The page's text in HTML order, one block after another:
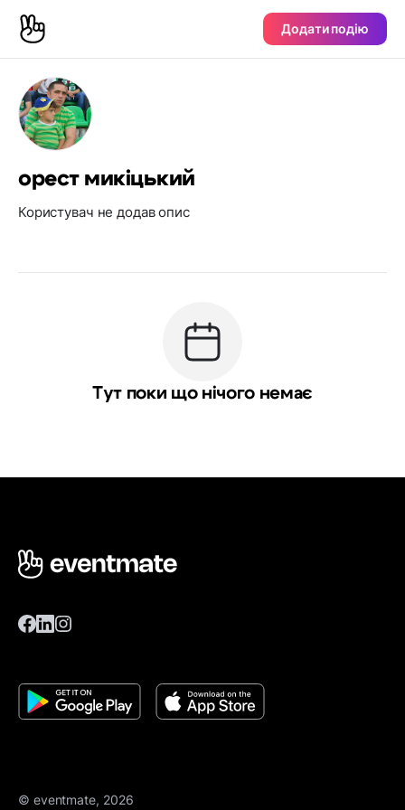
Додати подію
орест микіцький
Користувач не додав опис
Тут поки що нічого немає
© eventmate, 2026